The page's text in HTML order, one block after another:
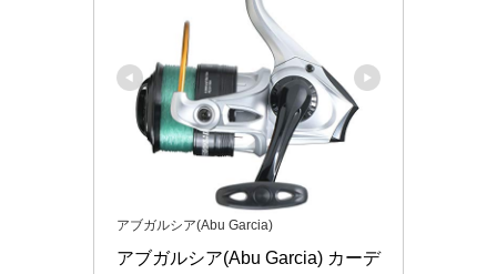
アブガルシア(Abu Garcia)
アブガルシア(Abu Garcia) カーデ